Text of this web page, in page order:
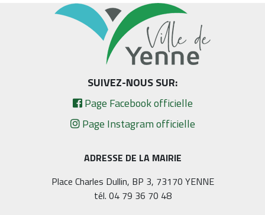
ADRESSE DE LA MAIRIE
Place Charles Dullin, BP 3, 73170 YENNE
tél. 04 79 36 70 48
SUIVEZ-NOUS SUR:
Page Facebook officielle
Page Instagram officielle